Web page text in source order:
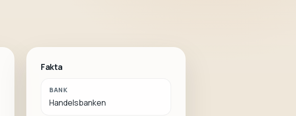
Fakta
BANK
Handelsbanken